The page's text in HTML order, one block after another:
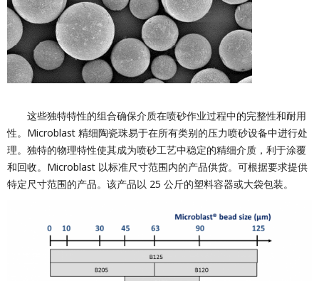
这些独特特性的组合确保介质在喷砂作业过程中的完整性和耐用
性。Microblast 精细陶瓷珠易于在所有类别的压力喷砂设备中进行处
理。独特的物理特性使其成为喷砂工艺中稳定的精细介质，利于涂覆
和回收。Microblast 以标准尺寸范围内的产品供货。可根据要求提供
特定尺寸范围的产品。该产品以 25 公斤的塑料容器或大袋包装。